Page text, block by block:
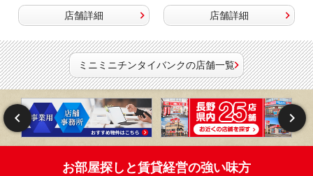
店舗詳細
店舗詳細
ミニミニチンタイバンクの店舗一覧
お部屋探しと賃貸経営の強い味方